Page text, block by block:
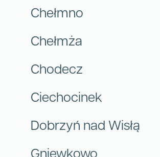
Chełmno
Chełmża
Chodecz
Ciechocinek
Dobrzyń nad Wisłą